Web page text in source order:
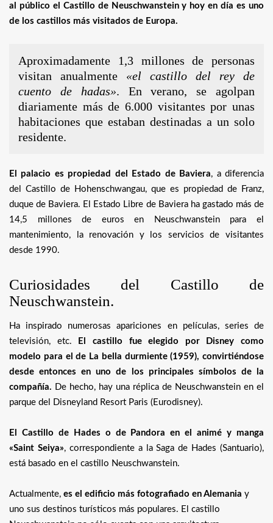
al público el Castillo de Neuschwanstein y hoy en día es uno
de los castillos más visitados de Europa.
Aproximadamente 1,3 millones de personas
visitan anualmente «el castillo del rey de
cuento de hadas». En verano, se agolpan
diariamente más de 6.000 visitantes por unas
habitaciones que estaban destinadas a un solo
residente.
El palacio es propiedad del Estado de Baviera, a diferencia
del Castillo de Hohenschwangau, que es propiedad de Franz,
duque de Baviera. El Estado Libre de Baviera ha gastado más de
14,5 millones de euros en Neuschwanstein para el
mantenimiento, la renovación y los servicios de visitantes
desde 1990.
Curiosidades del Castillo de
Neuschwanstein.
Ha inspirado numerosas apariciones en películas, series de
televisión, etc.
El castillo fue elegido por Disney como
modelo para el de La bella durmiente (1959), convirtiéndose
desde entonces en uno de los principales símbolos de la
compañía. De hecho, hay una réplica de Neuschwanstein en el
parque del Disneyland Resort Paris (Eurodisney).
El Castillo de Hades o de Pandora en el animé y manga
«Saint Seiya», correspondiente a la Saga de Hades (Santuario),
está basado en el castillo Neuschwanstein.
Actualmente, es el edificio más fotografiado en Alemania y
uno sus destinos turísticos más populares. El castillo